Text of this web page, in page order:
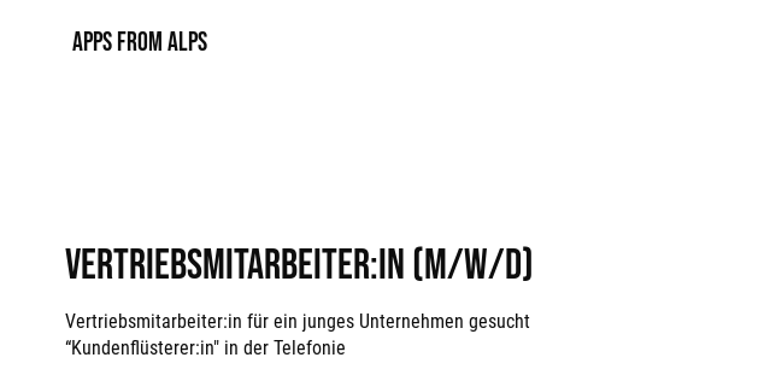
APPS FROM ALPS
Vertriebsmitarbeiter:in (m/w/d)
Vertriebsmitarbeiter:in für ein junges Unternehmen gesucht
“Kundenflüsterer:in" in der Telefonie